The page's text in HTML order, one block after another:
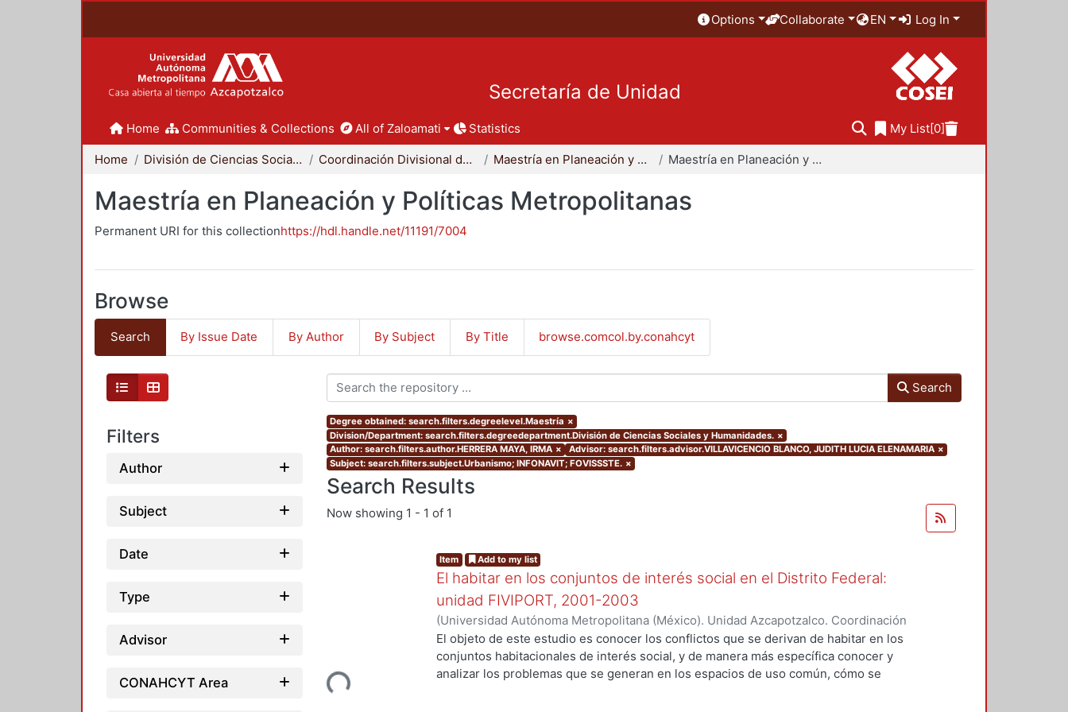
Options Collaborate EN Log In
Secretaría de Unidad
Home Communities & Collections All of Zaloamati Statistics My List[0]
Home División de Ciencias Sociales y Humanidades Coordinación Divisional de Posgrado Maestría en Planeación y Políticas Metropolitanas Maestría en Planeación y Políticas Metropolitanas
Maestría en Planeación y Políticas Metropolitanas
Permanent URI for this collectionhttps://hdl.handle.net/11191/7004
Browse
Search By Issue Date By Author By Subject By Title browse.comcol.by.conahcyt
Filters
Author
Subject
Date
Type
Advisor
CONAHCYT Area
Search
Degree obtained: search.filters.degreelevel.Maestría ×
Division/Department: search.filters.degreedepartment.División de Ciencias Sociales y Humanidades. ×
Author: search.filters.author.HERRERA MAYA, IRMA × Advisor: search.filters.advisor.VILLAVICENCIO BLANCO, JUDITH LUCIA ELENAMARIA ×
Subject: search.filters.subject.Urbanismo; INFONAVIT; FOVISSSTE. ×
Search Results
Now showing 1 - 1 of 1
Loading...
Item Add to my list
El habitar en los conjuntos de interés social en el Distrito Federal:
unidad FIVIPORT, 2001-2003
(Universidad Autónoma Metropolitana (México). Unidad Azcapotzalco. Coordinación
de Servicios de Información.,2004-06-16)HERRERA MAYA, IRMA
El objeto de este estudio es conocer los conflictos que se derivan de habitar en los
conjuntos habitacionales de interés social, y de manera más específica conocer y
analizar los problemas que se generan en los espacios de uso común, cómo se